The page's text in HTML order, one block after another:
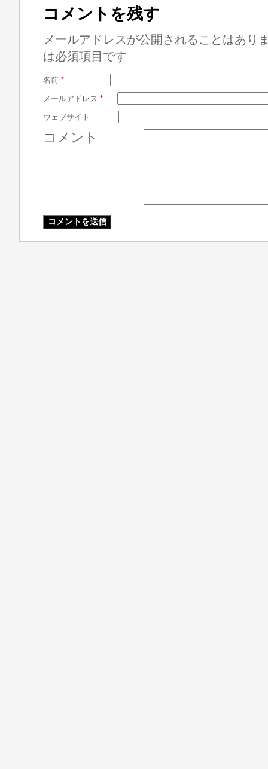
コメントを残す
メールアドレスが公開されることはあり
は必須項目です
名前 *
メールアドレス *
ウェブサイト
コメント